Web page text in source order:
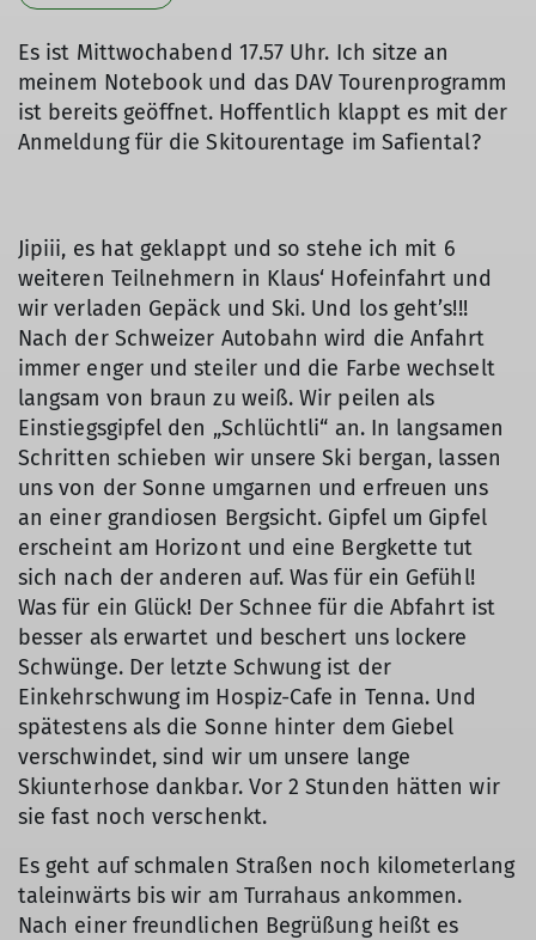
Es ist Mittwochabend 17.57 Uhr. Ich sitze an
meinem Notebook und das DAV Tourenprogramm
ist bereits geöffnet. Hoffentlich klappt es mit der
Anmeldung für die Skitourentage im Safiental?
Jipiii, es hat geklappt und so stehe ich mit 6
weiteren Teilnehmern in Klaus‘ Hofeinfahrt und
wir verladen Gepäck und Ski. Und los geht’s!!!
Nach der Schweizer Autobahn wird die Anfahrt
immer enger und steiler und die Farbe wechselt
langsam von braun zu weiß. Wir peilen als
Einstiegsgipfel den „Schlüchtli“ an. In langsamen
Schritten schieben wir unsere Ski bergan, lassen
uns von der Sonne umgarnen und erfreuen uns
an einer grandiosen Bergsicht. Gipfel um Gipfel
erscheint am Horizont und eine Bergkette tut
sich nach der anderen auf. Was für ein Gefühl!
Was für ein Glück! Der Schnee für die Abfahrt ist
besser als erwartet und beschert uns lockere
Schwünge. Der letzte Schwung ist der
Einkehrschwung im Hospiz-Cafe in Tenna. Und
spätestens als die Sonne hinter dem Giebel
verschwindet, sind wir um unsere lange
Skiunterhose dankbar. Vor 2 Stunden hätten wir
sie fast noch verschenkt.
Es geht auf schmalen Straßen noch kilometerlang
taleinwärts bis wir am Turrahaus ankommen.
Nach einer freundlichen Begrüßung heißt es